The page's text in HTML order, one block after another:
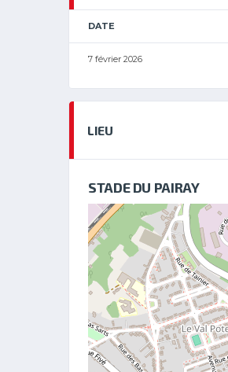
DATE
7 février 2026
LIEU
STADE DU PAIRAY